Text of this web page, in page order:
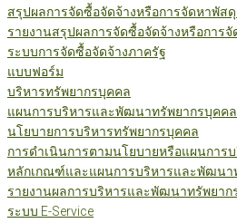
สรุปผลการจัดซื้อจัดจ้างหรือการจัดหาพัส
รายงานสรุปผลการจัดซื้อจัดจ้างหรือการ
ระบบการจัดซื้อจัดจ้างภาครัฐ
แบบฟอร์ม
บริหารทรัพยากรบุคคล
แผนการบริหารและพัฒนาทรัพยากรบุคคล
นโยบายการบริหารทรัพยากรบุคคล
การดำเนินการตามนโยบายหรือแผนการ
หลักเกณฑ์และแผนการบริหารและพัฒนา
รายงานผลการบริหารและพัฒนาทรัพยา
ระบบ E-Service